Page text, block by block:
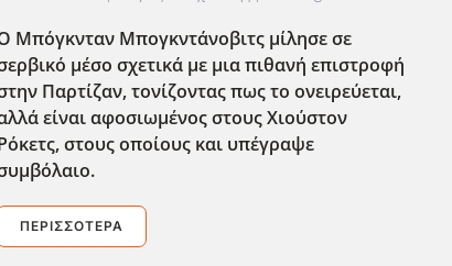
Μπόγκνταν Μπογκντάνοβιτς μίλησε σε
μέσο σχετικά με μια πιθανή επιστροφή
Παρτίζαν, τονίζοντας πως το ονειρεύεται,
είναι αφοσιωμένος στους Χιούστον
στους οποίους και υπέγραψε
ΠΕΡΙΣΣΌΤΕΡΑ